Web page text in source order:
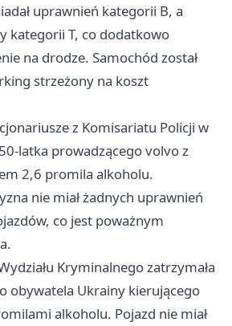
uprawnień kategorii B, a
kategorii T, co dodatkowo
na drodze. Samochód został
strzeżony na koszt
z Komisariatu Policji w
latka prowadzącego volvo z
2,6 promila alkoholu.
nie miał żadnych uprawnień
co jest poważnym
Kryminalnego zatrzymała
obywatela Ukrainy kierującego
alkoholu. Pojazd nie miał